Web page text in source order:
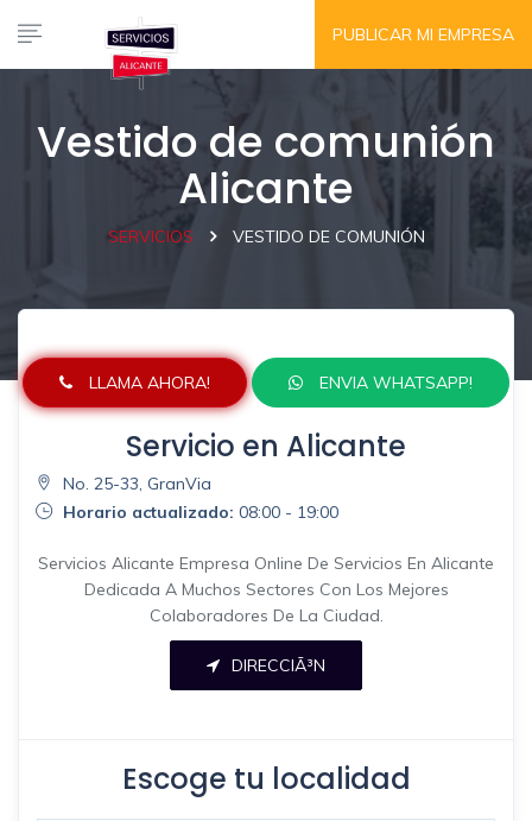
PUBLICAR MI EMPRESA
Vestido de comunión
Alicante
SERVICIOS VESTIDO DE COMUNIÓN
LLAMA AHORA! ENVIA WHATSAPP!
Servicio en Alicante
No. 25-33, GranVia
Horario actualizado: 08:00 - 19:00
Servicios Alicante Empresa Online De Servicios En Alicante
Dedicada A Muchos Sectores Con Los Mejores
Colaboradores De La Ciudad.
DIRECCIÃ³N
Escoge tu localidad